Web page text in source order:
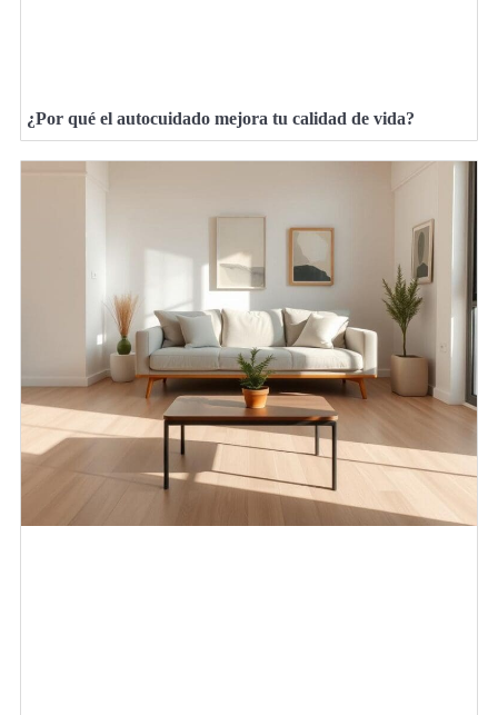
¿Por qué el autocuidado mejora tu calidad de vida?